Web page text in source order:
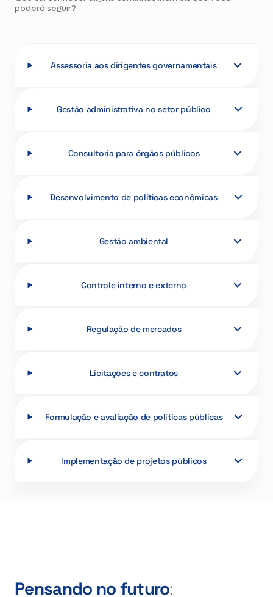
poderá seguir?
Assessoria aos dirigentes governamentais
Gestão administrativa no setor público
Consultoria para órgãos públicos
Desenvolvimento de políticas econômicas
Gestão ambiental
Controle interno e externo
Regulação de mercados
Licitações e contratos
Formulação e avaliação de políticas públicas
Implementação de projetos públicos
Pensando no futuro: